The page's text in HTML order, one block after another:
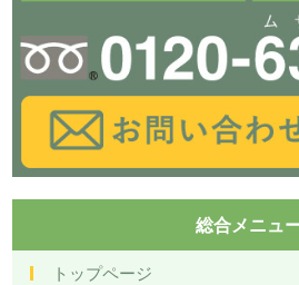
総合メニュ
トップページ